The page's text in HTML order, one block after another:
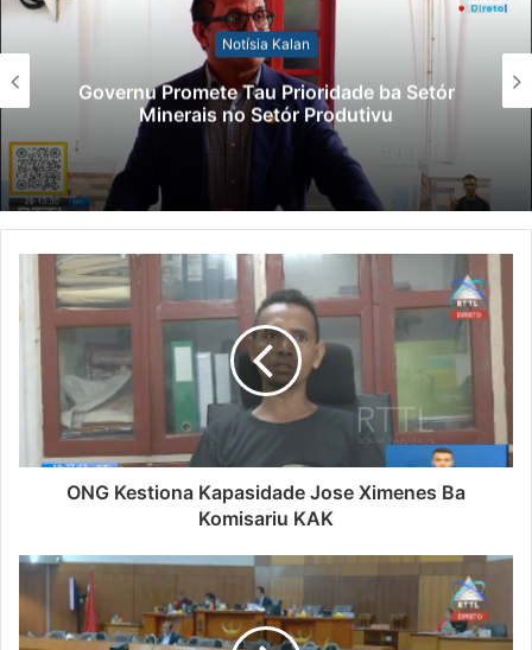
Notísia Kalan
Governu Promete Tau Prioridade ba Setór
Minerais no Setór Produtivu
ONG Kestiona Kapasidade Jose Ximenes Ba
Komisariu KAK